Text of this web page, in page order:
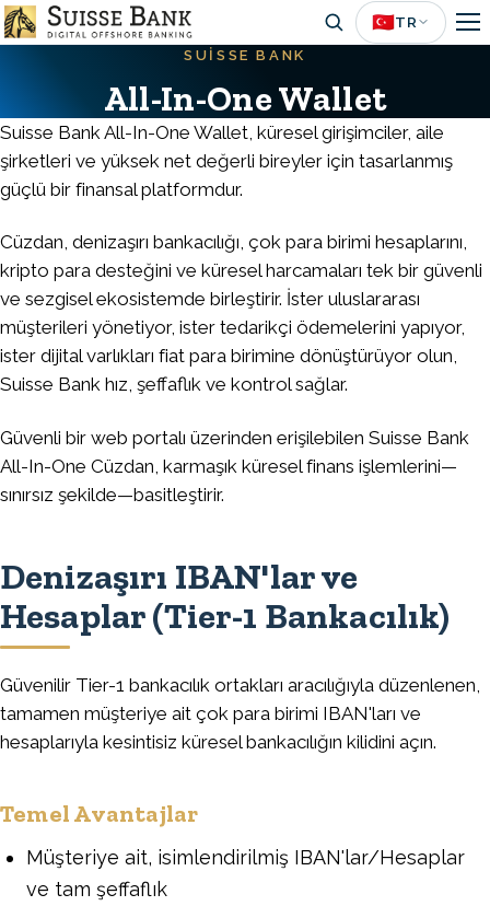
Skip
to
🇹🇷TR
SUISSE BANK
All-In-One Wallet
Suisse Bank All-In-One Wallet, küresel girişimciler, aile
şirketleri ve yüksek net değerli bireyler için tasarlanmış
güçlü bir finansal platformdur.
Cüzdan, denizaşırı bankacılığı, çok para birimi hesaplarını,
kripto para desteğini ve küresel harcamaları tek bir güvenli
ve sezgisel ekosistemde birleştirir. İster uluslararası
müşterileri yönetiyor, ister tedarikçi ödemelerini yapıyor,
ister dijital varlıkları fiat para birimine dönüştürüyor olun,
Suisse Bank hız, şeffaflık ve kontrol sağlar.
Güvenli bir web portalı üzerinden erişilebilen Suisse Bank
All-In-One Cüzdan, karmaşık küresel finans işlemlerini—
sınırsız şekilde—basitleştirir.
Denizaşırı IBAN'lar ve
Hesaplar (Tier-1 Bankacılık)
Güvenilir Tier-1 bankacılık ortakları aracılığıyla düzenlenen,
tamamen müşteriye ait çok para birimi IBAN'ları ve
hesaplarıyla kesintisiz küresel bankacılığın kilidini açın.
Temel Avantajlar
Müşteriye ait, isimlendirilmiş IBAN'lar/Hesaplar
ve tam şeffaflık